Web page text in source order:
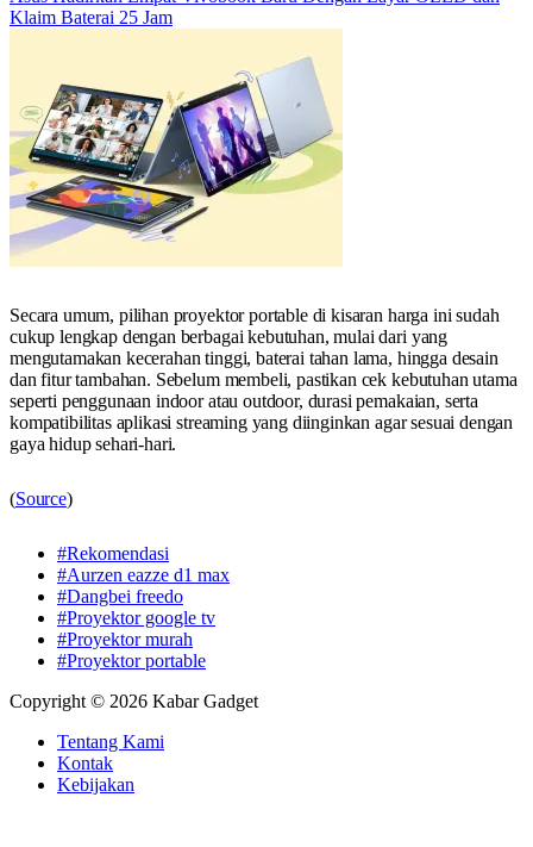
Klaim Baterai 25 Jam
Secara umum, pilihan proyektor portable di kisaran harga ini sudah
cukup lengkap dengan berbagai kebutuhan, mulai dari yang
mengutamakan kecerahan tinggi, baterai tahan lama, hingga desain
dan fitur tambahan. Sebelum membeli, pastikan cek kebutuhan utama
seperti penggunaan indoor atau outdoor, durasi pemakaian, serta
kompatibilitas aplikasi streaming yang diinginkan agar sesuai dengan
gaya hidup sehari-hari.
(Source)
#Rekomendasi
#Aurzen eazze d1 max
#Dangbei freedo
#Proyektor google tv
#Proyektor murah
#Proyektor portable
Copyright © 2026 Kabar Gadget
Tentang Kami
Kontak
Kebijakan